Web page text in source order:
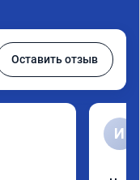
Оставить отзыв
И